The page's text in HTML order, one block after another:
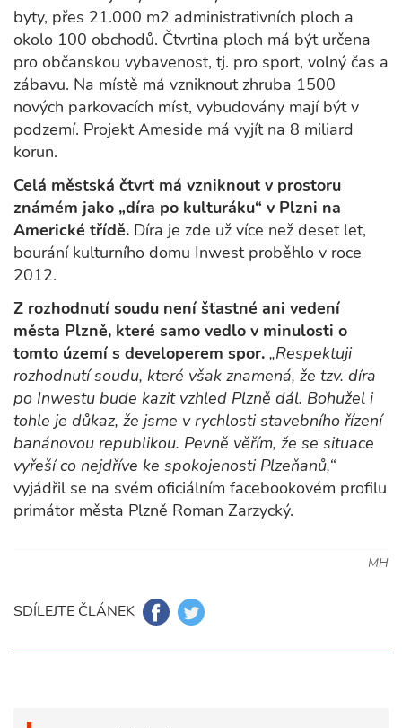
byty, přes 21.000 m2 administrativních ploch a
okolo 100 obchodů. Čtvrtina ploch má být určena
pro občanskou vybavenost, tj. pro sport, volný čas a
zábavu. Na místě má vzniknout zhruba 1500
nových parkovacích míst, vybudovány mají být v
podzemí. Projekt Ameside má vyjít na 8 miliard
korun.
Celá městská čtvrť má vzniknout v prostoru
známém jako „díra po kulturáku“ v Plzni na
Americké třídě. Díra je zde už více než deset let,
bourání kulturního domu Inwest proběhlo v roce
2012.
Z rozhodnutí soudu není šťastné ani vedení
města Plzně, které samo vedlo v minulosti o
tomto území s developerem spor. „Respektuji
rozhodnutí soudu, které však znamená, že tzv. díra
po Inwestu bude kazit vzhled Plzně dál. Bohužel i
tohle je důkaz, že jsme v rychlosti stavebního řízení
banánovou republikou. Pevně věřím, že se situace
vyřeší co nejdříve ke spokojenosti Plzeňanů,“
vyjádřil se na svém oficiálním facebookovém profilu
primátor města Plzně Roman Zarzycký.
MH
SDÍLEJTE ČLÁNEK